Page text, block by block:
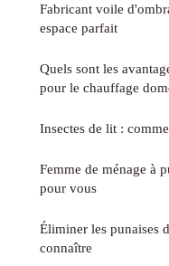
Fabricant voile
espace parfait
Quels sont les
pour le chauffage
Insectes de lit :
Femme de ménage à
pour vous
Éliminer les punaises
connaître